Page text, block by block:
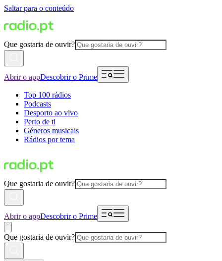
Saltar para o conteúdo
Que gostaria de ouvir?
Abrir o appDescobrir o Prime
Top 100 rádios
Podcasts
Desporto ao vivo
Perto de ti
Géneros musicais
Rádios por tema
Que gostaria de ouvir?
Abrir o appDescobrir o Prime
Que gostaria de ouvir?